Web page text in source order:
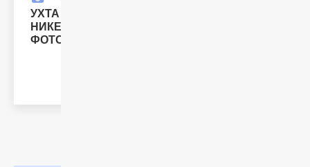
УХТА - НОРИЛЬСКИЙ
НИКЕЛЬ /
ФОТОГАЛЕРЕЯ